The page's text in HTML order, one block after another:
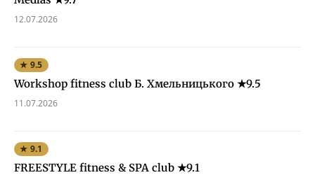
12.07.2026
★ 9.5
Workshop fitness club Б. Хмельницького ★9.5
11.07.2026
★ 9.1
FREESTYLE fitness & SPA club ★9.1